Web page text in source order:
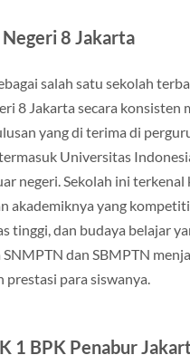
8 Jakarta
salah satu sekolah
8 Jakarta secara konsisten
yang di terima di
Universitas
negeri. Sekolah ini terkenal
akademiknya yang
tinggi, dan budaya belajar
SNMPTN dan SBMPTN
prestasi para siswanya.
1 BPK Penabur